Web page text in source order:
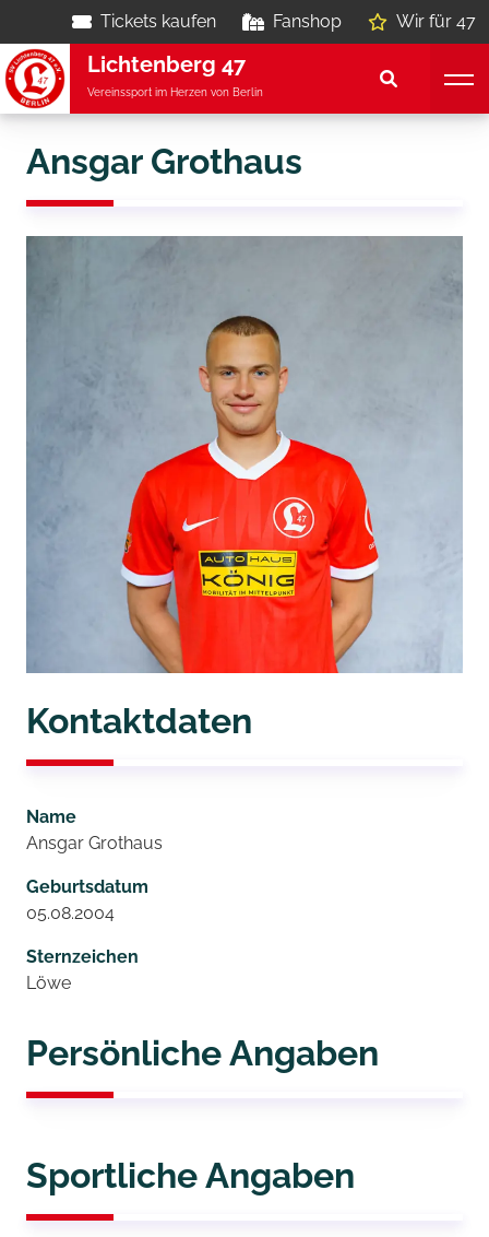
Tickets kaufen Fanshop Wir für 47
Lichtenberg 47
Vereinssport im Herzen von Berlin
Ansgar Grothaus
Kontaktdaten
Name
Ansgar Grothaus
Geburtsdatum
05.08.2004
Sternzeichen
Löwe
Persönliche Angaben
Sportliche Angaben